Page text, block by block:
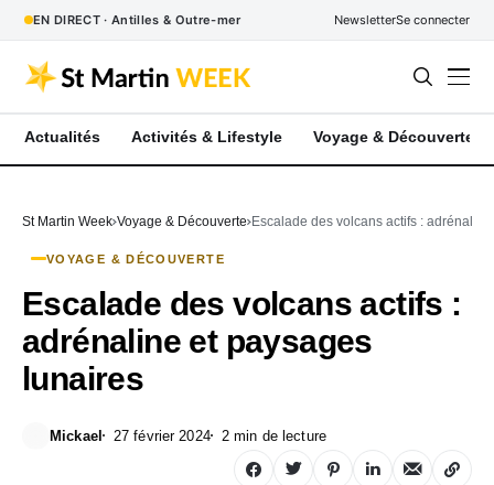
EN DIRECT · Antilles & Outre-mer NewsletterSe connecter
Actualités Activités & Lifestyle Voyage & Découverte
St Martin Week Voyage & Découverte Escalade des volcans actifs :
VOYAGE & DÉCOUVERTE
Escalade des volcans actifs :
adrénaline et paysages
lunaires
Mickael 27 février 2024 2 min de lecture